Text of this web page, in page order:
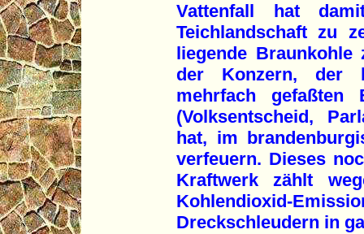
Vattenfall hat
Teichlandschaft zu
liegende
der Konzern, der
mehrfach gefaßten
(Volksentscheid,
hat, im
verfeuern. Dieses
Kraftwerk zählt
Kohlendioxid-
Dreckschleudern in